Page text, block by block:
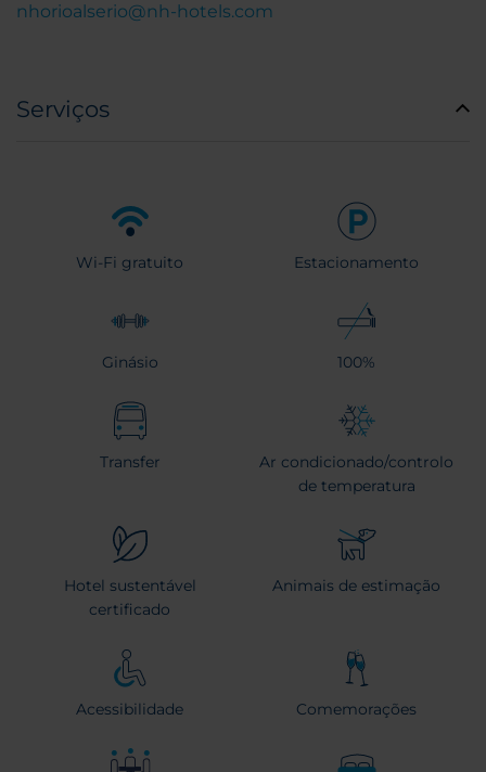
nhorioalserio@nh-hotels.com
Serviços
Wi-Fi gratuito Estacionamento
Ginásio 100%
Transfer
Ar condicionado/controlo
de temperatura
Hotel sustentável
certificado
Animais de estimação
Acessibilidade Comemorações